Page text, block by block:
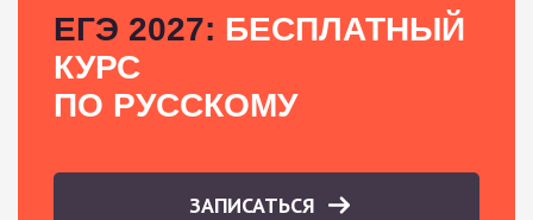
ЕГЭ 2027: БЕСПЛАТНЫЙ
КУРС
ПО РУССКОМУ
ЗАПИСАТЬСЯ